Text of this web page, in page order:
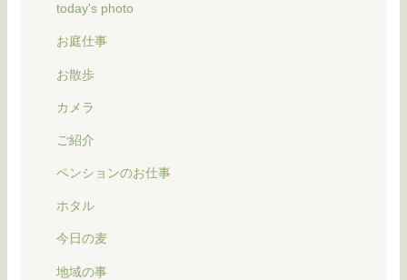
today's photo
お庭仕事
お散歩
カメラ
ご紹介
ペンションのお仕事
ホタル
今日の麦
地域の事